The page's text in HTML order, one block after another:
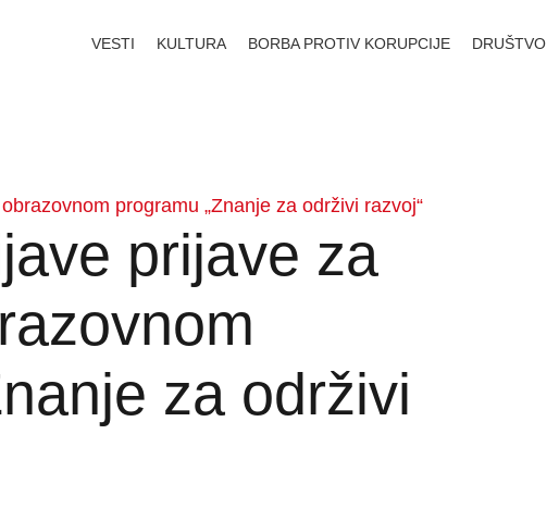
VESTI KULTURA BORBA PROTIV KORUPCIJE DRUŠTVO
programu „Znanje za održivi razvoj“
prijave za
za održivi